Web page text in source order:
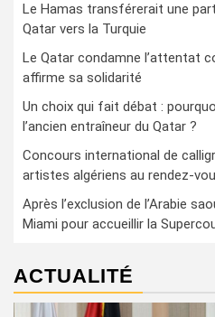
Le Hamas transférerait une
Qatar vers la Turquie
Le Qatar condamne l’attentat
affirme sa solidarité
Un choix qui fait débat :
l’ancien entraîneur du Qatar ?
Concours international de
artistes algériens au rendez-
Après l’exclusion de l’Arabie
Miami pour accueillir la
ACTUALITÉ